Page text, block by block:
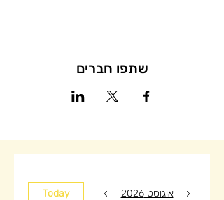
שתפו חברים
אוגוסט 2026 Today